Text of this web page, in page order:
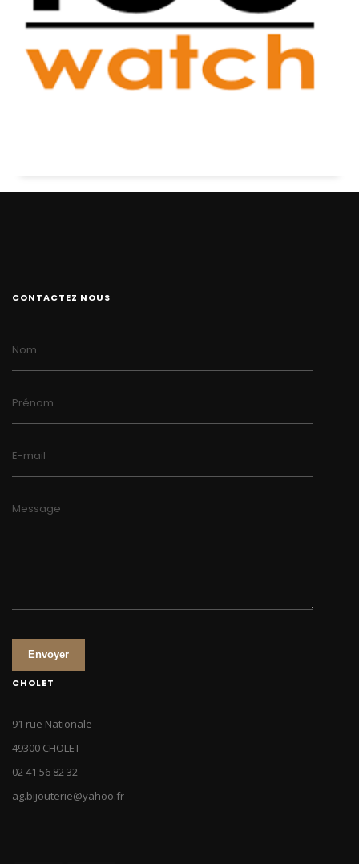
CONTACTEZ NOUS
Nom
Prénom
E-mail
Message
Envoyer
CHOLET
91 rue Nationale
49300 CHOLET
02 41 56 82 32
ag.bijouterie@yahoo.fr